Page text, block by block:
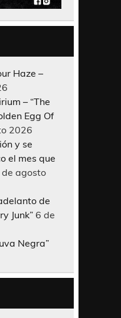
Haze –
– “The
Egg Of
2026
y se
el mes que
de agosto
de
Junk” 6 de
Negra”